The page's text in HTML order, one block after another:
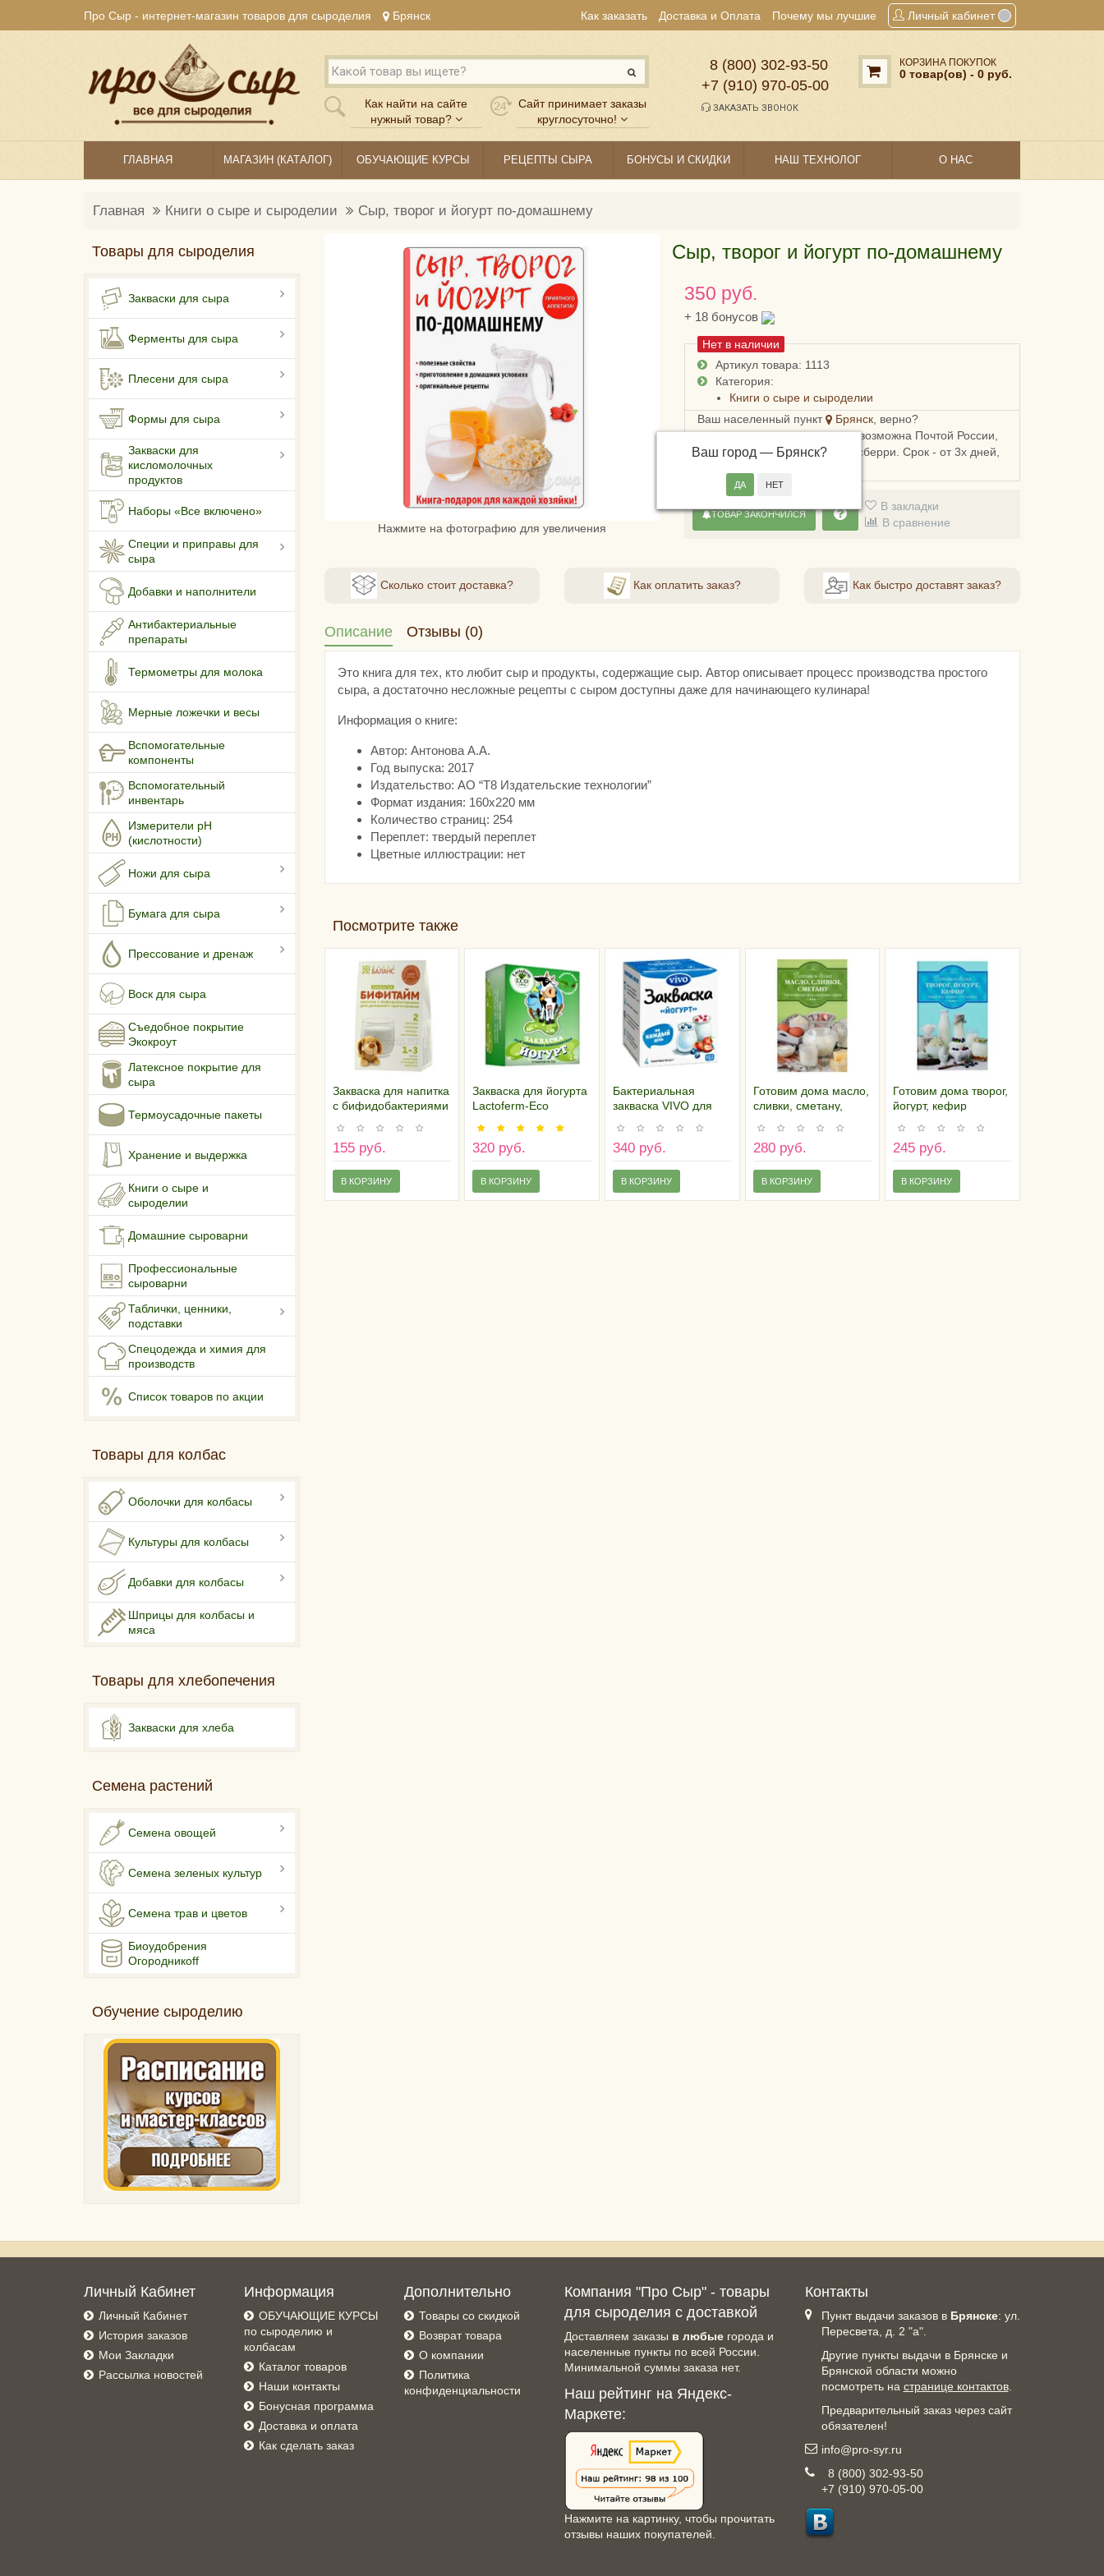
Про Сыр - интернет-магазин товаров для сыроделия Брянск Как заказать Доставка и Оплата Почему мы лучшие Личный кабинет
Как найти на сайте
нужный товар?
Сайт принимает заказы
круглосуточно!
8 (800) 302‑93‑50
+7 (910) 970‑05‑00
ЗАКАЗАТЬ ЗВОНОК
КОРЗИНА ПОКУПОК
0 товар(ов) - 0 руб.
ГЛАВНАЯ МАГАЗИН (КАТАЛОГ) ОБУЧАЮЩИЕ КУРСЫ РЕЦЕПТЫ СЫРА БОНУСЫ И СКИДКИ НАШ ТЕХНОЛОГ О НАС
Главная Книги о сыре и сыроделии Сыр, творог и йогурт по-домашнему
Товары для сыроделия
Закваски для сыра
Ферменты для сыра
Плесени для сыра
Формы для сыра
Закваски для
кисломолочных
продуктов
Наборы «Все включено»
Специи и приправы для
сыра
Добавки и наполнители
Антибактериальные
препараты
Термометры для молока
Мерные ложечки и весы
Вспомогательные
компоненты
Вспомогательный
инвентарь
Измерители pH
(кислотности)
Ножи для сыра
Бумага для сыра
Прессование и дренаж
Воск для сыра
Съедобное покрытие
Экокроут
Латексное покрытие для
сыра
Термоусадочные пакеты
Хранение и выдержка
Книги о сыре и
сыроделии
Домашние сыроварни
Профессиональные
сыроварни
Таблички, ценники,
подставки
Спецодежда и химия для
производств
Список товаров по акции
Товары для колбас
Оболочки для колбасы
Культуры для колбасы
Добавки для колбасы
Шприцы для колбасы и
мяса
Товары для хлебопечения
Закваски для хлеба
Семена растений
Семена овощей
Семена зеленых культур
Семена трав и цветов
Биоудобрения
Огородникоff
Обучение сыроделию
Нажмите на фотографию для увеличения
Сыр, творог и йогурт по-домашнему
350 руб.
+ 18 бонусов
Нет в наличии
Артикул товара: 1113
Категория:
Книги о сыре и сыроделии
Ваш населенный пункт
Брянск, верно?
Ваш город — Брянск?
Доставка в Брянскую область возможна Почтой России,
СДЭКом, Пятерочкой или Боксберри. Срок - от 3х дней,
ТОВАР ЗАКОНЧИЛСЯ
В закладки
В сравнение
Сколько стоит доставка? Как оплатить заказ? Как быстро доставят заказ?
Описание Отзывы (0)
Это книга для тех, кто любит сыр и продукты, содержащие сыр. Автор описывает процесс производства простого
сыра, а достаточно несложные рецепты с сыром доступны даже для начинающего кулинара!
Информация о книге:
Автор: Антонова А.А.
Год выпуска: 2017
Издательство: АО “Т8 Издательские технологии”
Формат издания: 160х220 мм
Количество страниц: 254
Переплет: твердый переплет
Цветные иллюстрации: нет
Посмотрите также
Закваска для напитка
с бифидобактериями
155 руб.
В КОРЗИНУ
Закваска для йогурта
Lactoferm-Eco
320 руб.
В КОРЗИНУ
Бактериальная
закваска VIVO для
340 руб.
В КОРЗИНУ
Готовим дома масло,
сливки, сметану,
плавленые сыры
280 руб.
В КОРЗИНУ
Готовим дома творог,
йогурт, кефир
245 руб.
В КОРЗИНУ
Личный Кабинет
Личный Кабинет
История заказов
Мои Закладки
Рассылка новостей
Информация
ОБУЧАЮЩИЕ КУРСЫ
по сыроделию и
колбасам
Каталог товаров
Наши контакты
Бонусная программа
Доставка и оплата
Как сделать заказ
Дополнительно
Товары со скидкой
Возврат товара
О компании
Политика
конфиденциальности
Компания "Про Сыр" - товары
для сыроделия с доставкой
Доставляем заказы в любые города и
населенные пункты по всей России.
Минимальной суммы заказа нет.
Наш рейтинг на Яндекс-
Маркете:
Нажмите на картинку, чтобы прочитать
отзывы наших покупателей.
Контакты
Пункт выдачи заказов в Брянске: ул.
Пересвета, д. 2 "а".
Другие пункты выдачи в Брянске и
Брянской области можно
посмотреть на странице контактов.
Предварительный заказ через сайт
обязателен!
info@pro-syr.ru
8 (800) 302-93-50
+7 (910) 970-05-00